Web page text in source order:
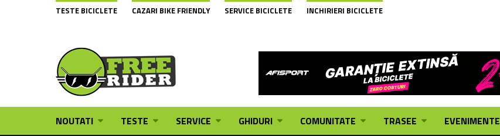
TESTE BICICLETE CAZARI BIKE FRIENDLY SERVICE BICICLETE INCHIRIERI BICICLETE
NOUTATI TESTE SERVICE GHIDURI COMUNITATE TRASEE EVENIMENTE